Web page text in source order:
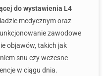
do wystawienia L4
medycznym oraz
zawodowe
objawów, takich jak
snu czy wczesne
w ciągu dnia.